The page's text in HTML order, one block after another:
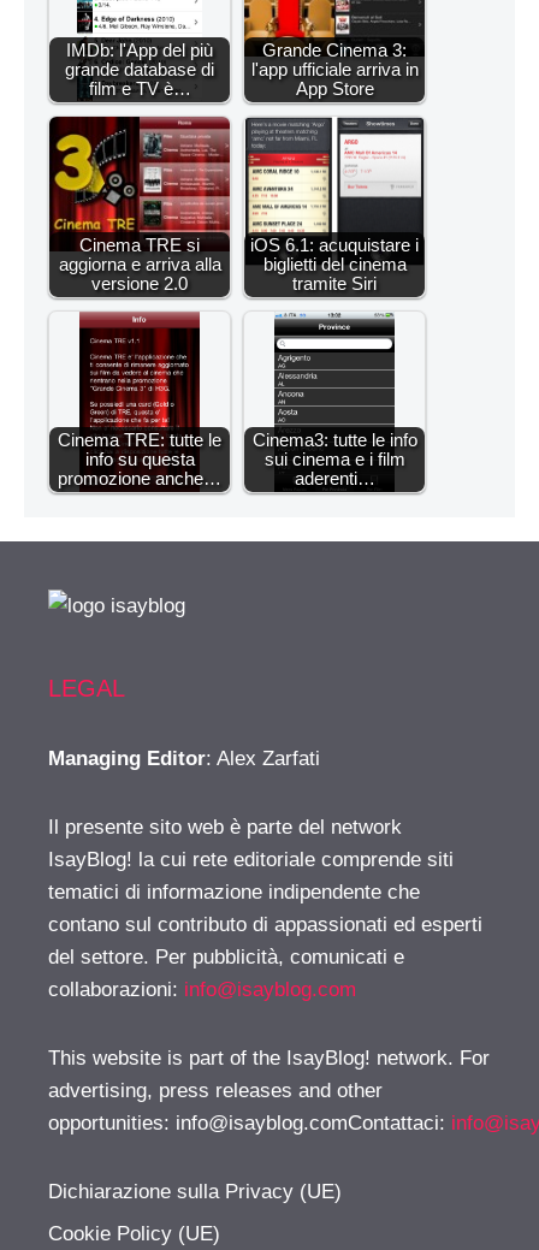
IMDb: l'App del più
grande database di
film e TV è…
Grande Cinema 3:
l'app ufficiale arriva in
App Store
Cinema TRE si
aggiorna e arriva alla
versione 2.0
iOS 6.1: acuquistare i
biglietti del cinema
tramite Siri
Cinema TRE: tutte le
info su questa
promozione anche…
Cinema3: tutte le info
sui cinema e i film
aderenti…
LEGAL
Managing Editor: Alex Zarfati
Il presente sito web è parte del network
IsayBlog! la cui rete editoriale comprende siti
tematici di informazione indipendente che
contano sul contributo di appassionati ed esperti
del settore. Per pubblicità, comunicati e
collaborazioni: info@isayblog.com
This website is part of the IsayBlog! network. For
advertising, press releases and other
opportunities: info@isayblog.comContattaci:
Dichiarazione sulla Privacy (UE)
Cookie Policy (UE)